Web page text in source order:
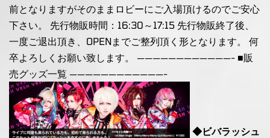
前となりますがそのままロビーにご入場頂けるのでご安心
下さい。 先行物販時間：16:30～17:15 先行物販終了後、
一度ご退出頂き、OPENまでご整列頂く形となります。 何
卒よろしくお願い致します。 ————————————- ■販
売グッズ一覧 ————————————-
◆ビバラッシュ